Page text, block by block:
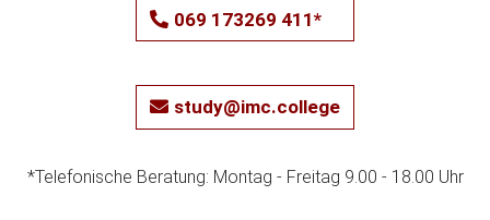
069 173269 411*
study@imc.college
*Telefonische Beratung: Montag - Freitag 9.00 - 18.00 Uhr